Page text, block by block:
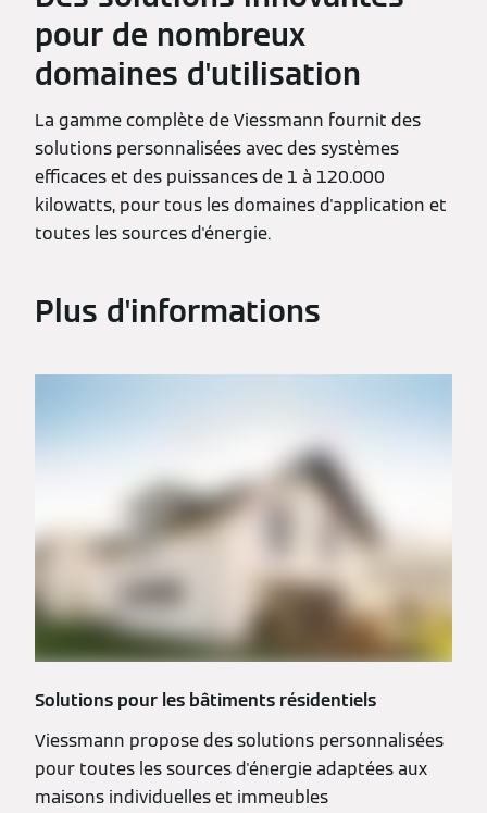
pour de nombreux
domaines d'utilisation
La gamme complète de Viessmann fournit des
solutions personnalisées avec des systèmes
efficaces et des puissances de 1 à 120.000
kilowatts, pour tous les domaines d'application et
toutes les sources d'énergie.
Plus d'informations
Solutions pour les bâtiments résidentiels
Viessmann propose des solutions personnalisées
pour toutes les sources d'énergie adaptées aux
maisons individuelles et immeubles